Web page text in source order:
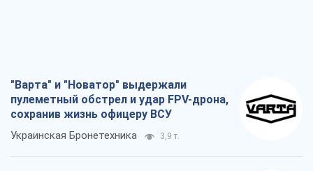
"Варта" и "Новатор" выдержали
пулеметный обстрел и удар FPV-дрона,
сохранив жизнь офицеру ВСУ
Украинская Бронетехника 3,9 т.